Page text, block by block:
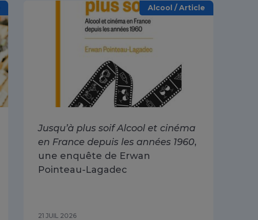
Alcool / Article
Jusqu’à plus soif Alcool et cinéma
en France depuis les années 1960,
une enquête de Erwan
Pointeau-Lagadec
21 JUIL 2026